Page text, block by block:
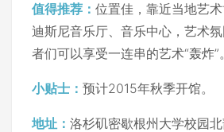
值得推荐： 位置佳，靠近当地艺
迪斯尼音乐厅、音乐中心，艺术
者们可以享受一连串的艺术“轰炸”。
小贴士： 预计2015年秋季开馆。
地址： 洛杉矶密歇根州大学校园北